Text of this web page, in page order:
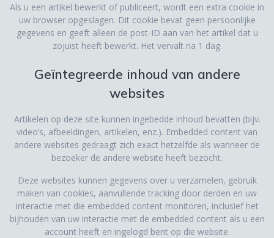
Als u een artikel bewerkt of publiceert, wordt een extra cookie in
uw browser opgeslagen. Dit cookie bevat geen persoonlijke
gegevens en geeft alleen de post-ID aan van het artikel dat u
zojuist heeft bewerkt. Het vervalt na 1 dag.
Geïntegreerde inhoud van andere
websites
Artikelen op deze site kunnen ingebedde inhoud bevatten (bijv.
video’s, afbeeldingen, artikelen, enz.). Embedded content van
andere websites gedraagt zich exact hetzelfde als wanneer de
bezoeker de andere website heeft bezocht.
Deze websites kunnen gegevens over u verzamelen, gebruik
maken van cookies, aanvullende tracking door derden en uw
interactie met die embedded content monitoren, inclusief het
bijhouden van uw interactie met de embedded content als u een
account heeft en ingelogd bent op die website.